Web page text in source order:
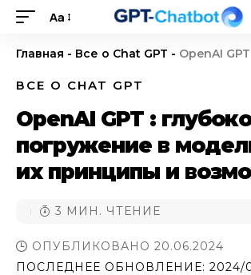
Aa
Главная - Все о Chat GPT - OpenAI GPT : глубокое погружение
ВСЕ О CHAT GPT
OpenAI GPT :
погружение в
их принципы и
ПОСЛЕДНЕЕ ОБНОВЛЕНИЕ: 2024/
ОПУБЛИКОВАНО 20.06.2024
3 МИН. ЧТЕНИЕ